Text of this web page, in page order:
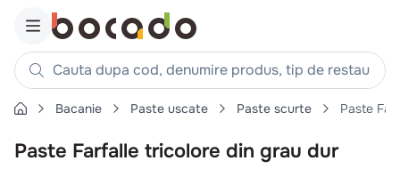
Cauta dupa cod, denumire produs, tip de restaurant,
Căutări populare
1. cartofi
Bacanie Paste uscate Paste scurte Paste
Paste Farfalle tricolore din grau dur